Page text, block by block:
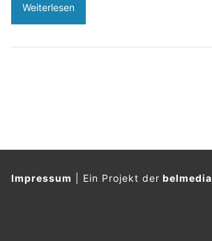
Weiterlesen
Impressum Ein Projekt derbelmedia